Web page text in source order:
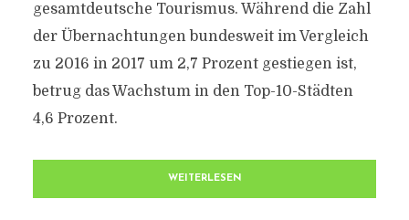
gesamtdeutsche Tourismus. Während die Zahl
der Übernachtungen bundesweit im Vergleich
zu 2016 in 2017 um 2,7 Prozent gestiegen ist,
betrug das Wachstum in den Top-10-Städten
4,6 Prozent.
WEITERLESEN